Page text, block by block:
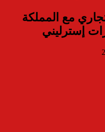
مع المملكة